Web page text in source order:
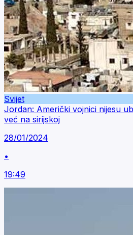
Svijet
Jordan: Američki vojnici nijesu
već na sirijskoj
28/01/2024
•
19:49